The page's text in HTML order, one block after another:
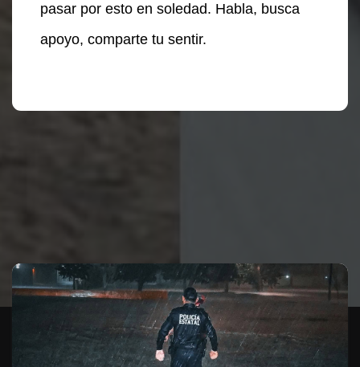
pasar por esto en soledad. Habla, busca
apoyo, comparte tu sentir.